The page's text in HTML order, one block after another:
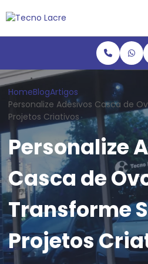
HomeBlogArtigos
Personalize Adesivos Casca de
Projetos Criativos
Personalize
Casca de
Transforme
Projetos